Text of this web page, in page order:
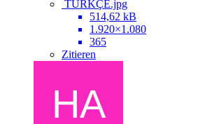
TÜRKÇE.jpg
514,62 kB
1.920×1.080
365
Zitieren